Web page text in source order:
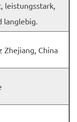
leistungsstark,
langlebig.
Zhejiang, China